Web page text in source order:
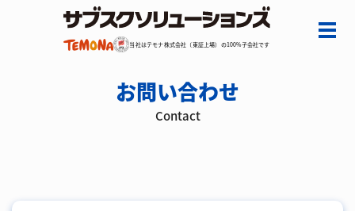
当社はテモナ株式会社（東証上場）の100%子会社です
お問い合わせ
Contact